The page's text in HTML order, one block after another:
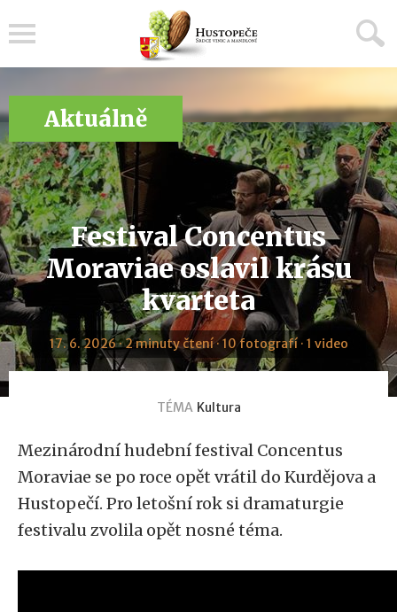
Aktuálně
Festival Concentus
Moraviae oslavil krásu
kvarteta
17. 6. 2026 · 2 minuty čtení · 10 fotografí · 1 video
TÉMA Kultura
Mezinárodní hudební festival Concentus
Moraviae se po roce opět vrátil do Kurdějova a
Hustopečí. Pro letošní rok si dramaturgie
festivalu zvolila opět nosné téma.